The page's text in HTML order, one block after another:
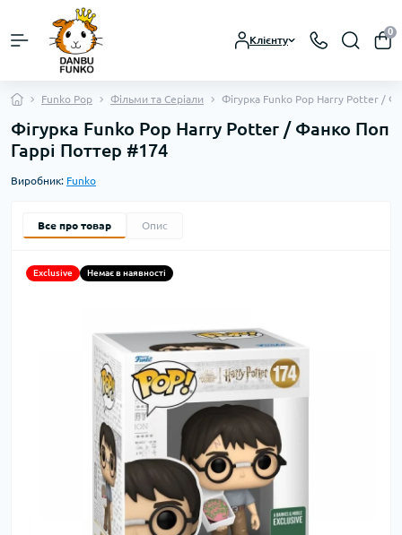
Клієнту
0
Funko Pop Фільми та Серіали Фігурка Funko Pop Harry Potter /
Фігурка Funko Pop Harry Potter / Фанко Поп
Гаррі Поттер #174
Виробник: Funko
Все про товар Опис
Exclusive Немає в наявності